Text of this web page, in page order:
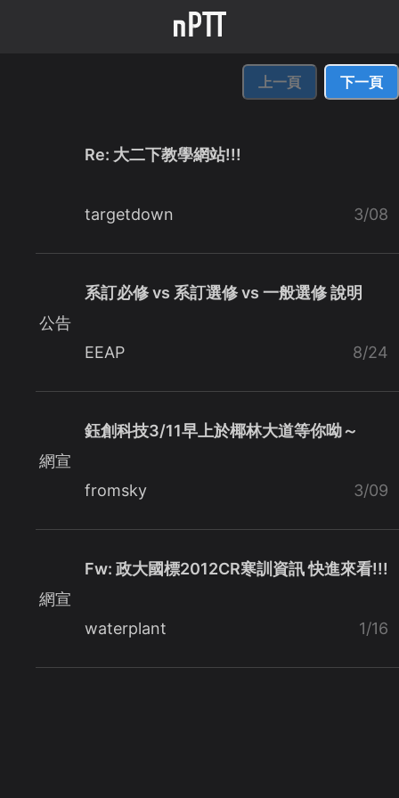
上一頁 下一頁
Re: 大二下教學網站!!!
targetdown 3/08
公告
系訂必修 vs 系訂選修 vs 一般選修 說明
EEAP 8/24
網宣
鈺創科技3/11早上於椰林大道等你呦～
fromsky 3/09
網宣
Fw: 政大國標2012CR寒訓資訊 快進來看!!!
waterplant 1/16